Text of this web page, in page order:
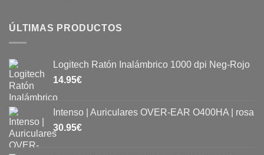
ÚLTIMAS PRODUCTOS
Logitech Ratón Inalámbrico 1000 dpi Neg-Rojo
14.95€
Intenso | Auriculares OVER-EAR O400HA | rosa
30.95€